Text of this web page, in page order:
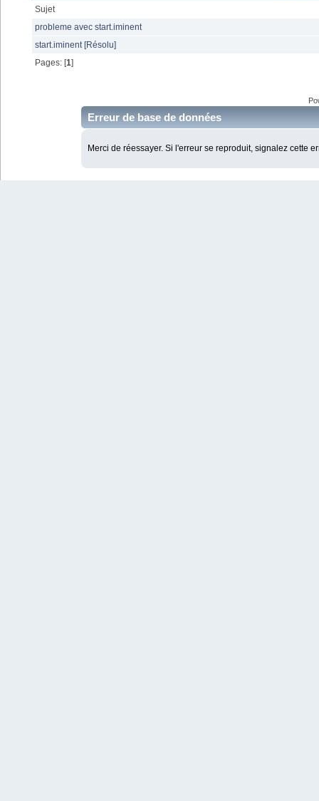
Sujet
probleme avec start.iminent
start.iminent [Résolu]
Pages: [1]
Erreur de base de données
Merci de réessayer. Si l'erreur se reproduit, signalez cette